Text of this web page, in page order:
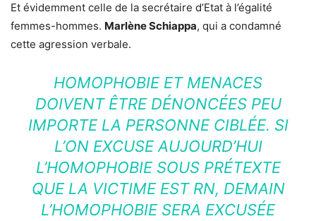
Et évidemment celle de la secrétaire d’Etat à l’égalité
femmes-hommes. Marlène Schiappa, qui a condamné
cette agression verbale.
HOMOPHOBIE ET MENACES
DOIVENT ÊTRE DÉNONCÉES PEU
IMPORTE LA PERSONNE CIBLÉE. SI
L’ON EXCUSE AUJOURD’HUI
L’HOMOPHOBIE SOUS PRÉTEXTE
QUE LA VICTIME EST RN, DEMAIN
L’HOMOPHOBIE SERA EXCUSÉE